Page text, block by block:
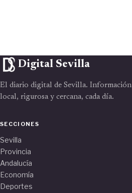
Digital Sevilla
El diario digital de Sevilla. Información
local, rigurosa y cercana, cada día.
SECCIONES
Sevilla
Provincia
Andalucía
Economía
Deportes